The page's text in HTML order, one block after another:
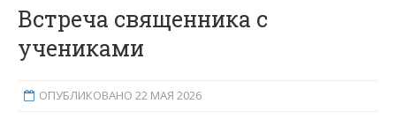
Встреча священника с
учениками
ОПУБЛИКОВАНО 22 МАЯ 2026